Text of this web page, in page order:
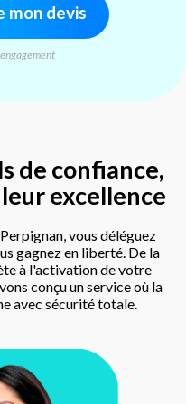
mon devis
de confiance,
excellence
vous déléguez
gagnez en liberté. De la
à l'activation de votre
conçu un service où la
avec sécurité totale.